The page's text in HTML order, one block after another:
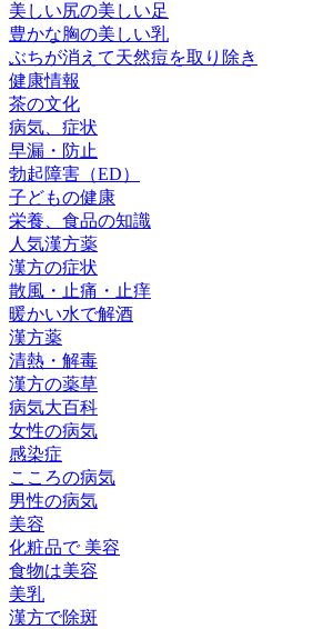
美しい尻の美しい足
豊かな胸の美しい乳
ぶちが消えて天然痘を取り除き
健康情報
茶の文化
病気、症状
早漏・防止
勃起障害（ED）
子どもの健康
栄養、食品の知識
人気漢方薬
漢方の症状
散風・止痛・止痒
暖かい水で解酒
漢方薬
清熱・解毒
漢方の薬草
病気大百科
女性の病気
感染症
こころの病気
男性の病気
美容
化粧品で 美容
食物は美容
美乳
漢方で除斑